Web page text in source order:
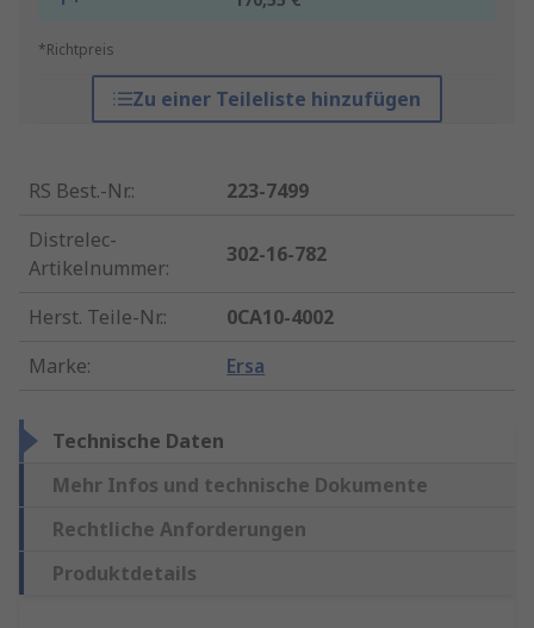
*Richtpreis
Zu einer Teileliste hinzufügen
RS Best.-Nr.:
223-7499
Distrelec-
Artikelnummer:
302-16-782
Herst. Teile-Nr.:
0CA10-4002
Marke: Ersa
Technische Daten
Mehr Infos und technische Dokumente
Rechtliche Anforderungen
Produktdetails